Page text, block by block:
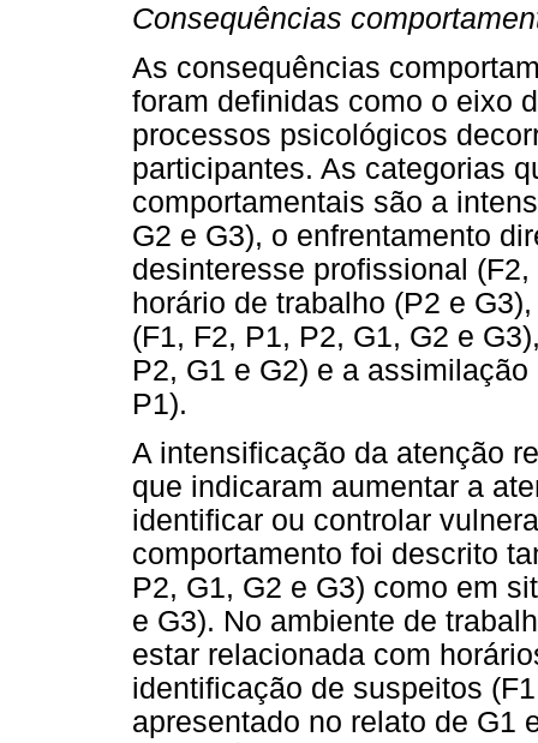
Consequências
As consequências
foram definidas como o eixo
processos psicológicos
participantes. As categorias
comportamentais são a
G2 e G3), o enfrentamento
desinteresse profissional
horário de trabalho (P2 e
(F1, F2, P1, P2, G1, G2 e
P2, G1 e G2) e a
P1).
A intensificação da atenção
que indicaram aumentar a
identificar ou controlar
comportamento foi descrito
P2, G1, G2 e G3) como em
e G3). No ambiente de
estar relacionada com
identificação de suspeitos
apresentado no relato de G1